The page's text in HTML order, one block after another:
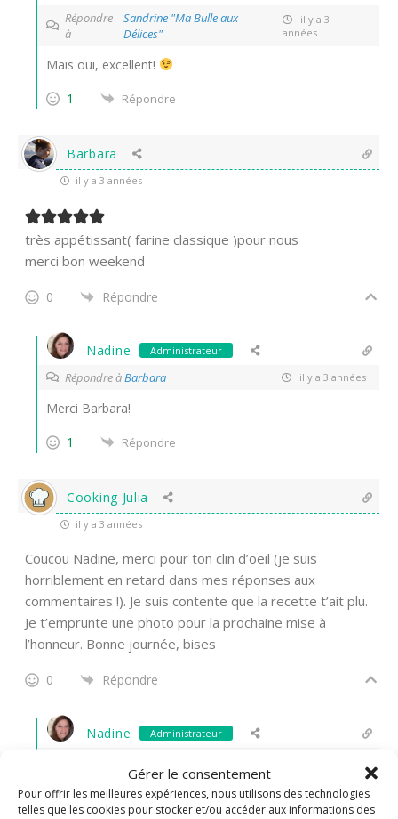
Gérer le consentement
Pour offrir les meilleures expériences, nous utilisons des technologies
telles que les cookies pour stocker et/ou accéder aux informations des
Répondre
à
Sandrine "Ma Bulle aux
Délices"
il y a 3
années
Mais oui, excellent!
1
Répondre
Barbara
il y a 3 années
très appétissant( farine classique )pour nous
merci bon weekend
0 Répondre
Nadine Administrateur
Répondre àBarbara il y a 3 années
Merci Barbara!
1
Répondre
Cooking Julia
il y a 3 années
Coucou Nadine, merci pour ton clin d’oeil (je suis
horriblement en retard dans mes réponses aux
commentaires !). Je suis contente que la recette t’ait plu.
Je t’emprunte une photo pour la prochaine mise à
l’honneur. Bonne journée, bises
0 Répondre
Nadine Administrateur
T’inquiète, moi aussi je suis toujours à la bourre dans
mes coms!
Pas de soucis pour la photo, c’est toujours